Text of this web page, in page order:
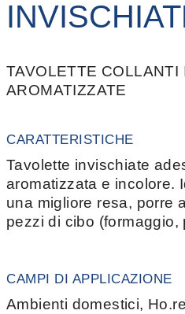
TAVOLETTE
AROMATIZZATE
CARATTERISTICHE
Tavolette invischiate
aromatizzata e incolore.
una migliore resa, porre
pezzi di cibo (formaggio,
CAMPI DI APPLICAZIONE
Ambienti domestici,